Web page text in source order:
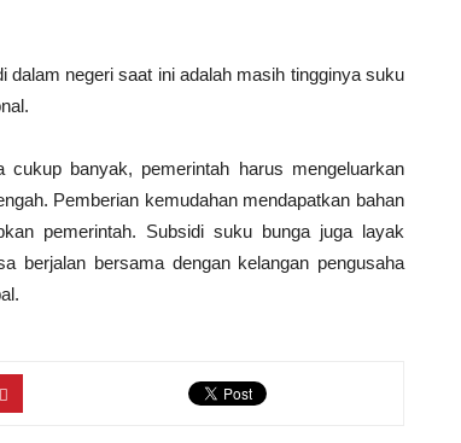
negeri saat ini adalah masih tingginya suku
banyak, pemerintah harus mengeluarkan
Pemberian kemudahan mendapatkan bahan
pemerintah. Subsidi suku bunga juga layak
berjalan bersama dengan kelangan pengusaha